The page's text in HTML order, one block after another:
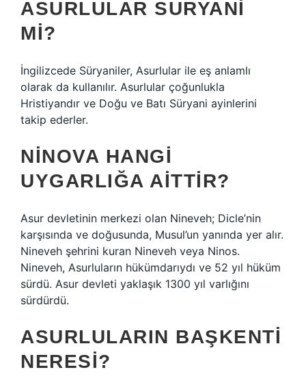
ASURLULAR SURYANI
MI?
İngilizcede Süryaniler, Asurlular ile eş anlamlı
olarak da kullanılır. Asurlular çoğunlukla
Hristiyandır ve Doğu ve Batı Süryani ayinlerini
takip ederler.
NINOVA HANGI
UYGARLIĞA AITTIR?
Asur devletinin merkezi olan Nineveh; Dicle’nin
karşısında ve doğusunda, Musul’un yanında yer alır.
Nineveh şehrini kuran Nineveh veya Ninos.
Nineveh, Asurluların hükümdarıydı ve 52 yıl hüküm
sürdü. Asur devleti yaklaşık 1300 yıl varlığını
sürdürdü.
ASURLULARIN BAŞKENTI
NERESI?